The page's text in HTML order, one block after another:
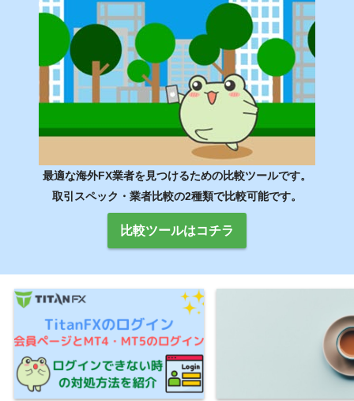
最適な海外FX業者を見つけるための比較ツールです。
取引スペック・業者比較の2種類で比較可能です。
比較ツールはコチラ